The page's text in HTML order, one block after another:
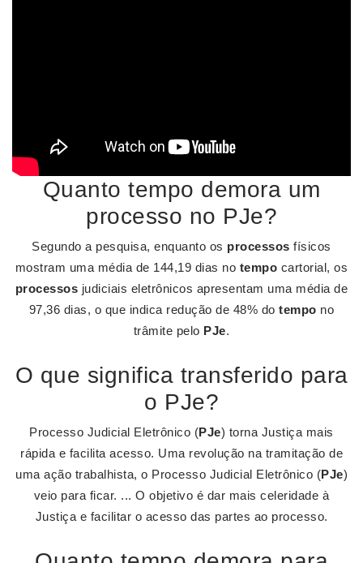
Quanto tempo demora um
processo no PJe?
Segundo a pesquisa, enquanto os processos físicos
mostram uma média de 144,19 dias no tempo cartorial, os
processos judiciais eletrônicos apresentam uma média de
97,36 dias, o que indica redução de 48% dotempo no
trâmite pelo PJe.
O que significa transferido para
o PJe?
Processo Judicial Eletrônico (PJe) torna Justiça mais
rápida e facilita acesso. Uma revolução na tramitação de
uma ação trabalhista, o Processo Judicial Eletrônico (PJe)
veio para ficar. ... O objetivo é dar mais celeridade à
Justiça e facilitar o acesso das partes ao processo.